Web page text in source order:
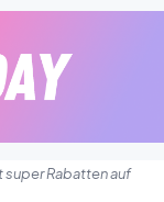
Rabatten auf